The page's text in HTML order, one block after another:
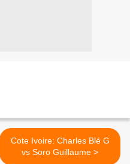
Cote Ivoire: Charles Blé G
vs Soro Guillaume >